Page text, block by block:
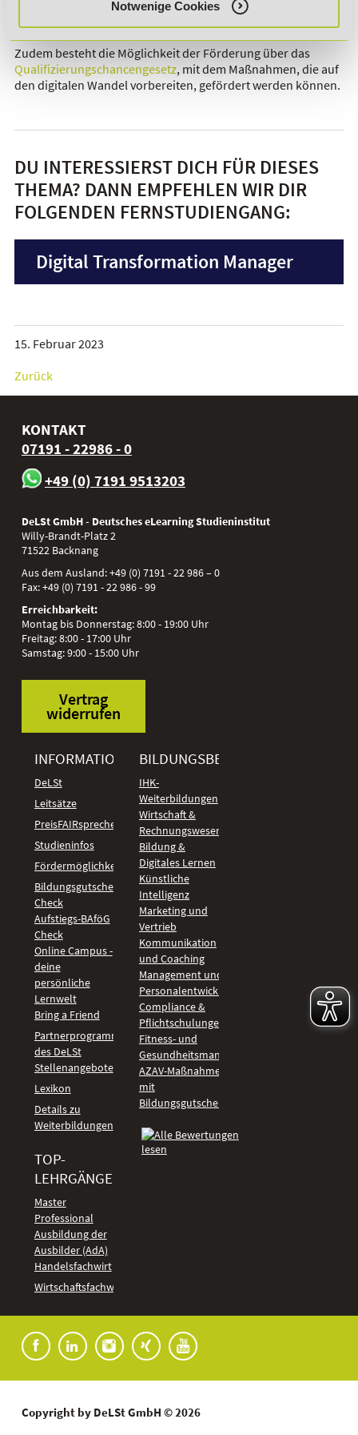
Notwenige Cookies
interessante Beschäftigung als Digital Transformation
Manager zu finden sind daher sehr aussichtsreich.
Zudem besteht die Möglichkeit der Förderung über das
Qualifizierungschancengesetz, mit dem Maßnahmen, die auf
den digitalen Wandel vorbereiten, gefördert werden können.
DU INTERESSIERST DICH FÜR DIESES
THEMA? DANN EMPFEHLEN WIR DIR
FOLGENDEN FERNSTUDIENGANG:
Digital Transformation Manager
15. Februar 2023
Zurück
KONTAKT
07191 - 22986 - 0
+49 (0) 7191 9513203
DeLSt GmbH - Deutsches eLearning Studieninstitut
Willy-Brandt-Platz 2
71522 Backnang
Aus dem Ausland:+49 (0) 7191 - 22 986 – 0
Fax:+49 (0) 7191 - 22 986 - 99
Erreichbarkeit:
Montag bis Donnerstag: 8:00 - 19:00 Uhr
Freitag: 8:00 - 17:00 Uhr
Samstag: 9:00 - 15:00 Uhr
Vertrag
widerrufen
INFORMATIONEN
DeLSt
Leitsätze
PreisFAIRsprechen
Studieninfos
Fördermöglichkeiten
Bildungsgutschein
Check
Aufstiegs-BAföG
Check
Online Campus -
deine
persönliche
Lernwelt
Bring a Friend
Partnerprogramm
des DeLSt
Stellenangebote
Lexikon
Details zu
Weiterbildungen
TOP-
LEHRGÄNGE
Master
Professional
Ausbildung der
Ausbilder (AdA)
Handelsfachwirt
Wirtschaftsfachwirt
BILDUNGSBEREICHE
IHK-
Weiterbildungen
Wirtschaft &
Rechnungswesen
Bildung &
Digitales Lernen
Künstliche
Intelligenz
Marketing und
Vertrieb
Kommunikation
und Coaching
Management und
Personalentwicklung
Compliance &
Pflichtschulungen
Fitness- und
Gesundheitsmanagement
AZAV-Maßnahmen
mit
Bildungsgutschein
Copyright by DeLSt GmbH © 2026